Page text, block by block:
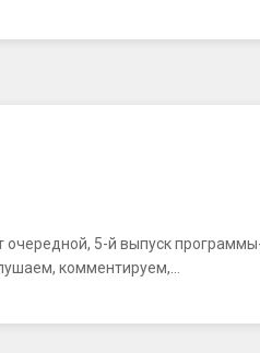
очередной, 5-й выпуск
комментируем,...